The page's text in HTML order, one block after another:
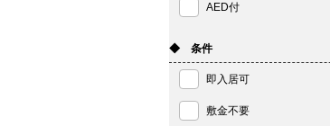
AED付
◆ 条件
即入居可
敷金不要